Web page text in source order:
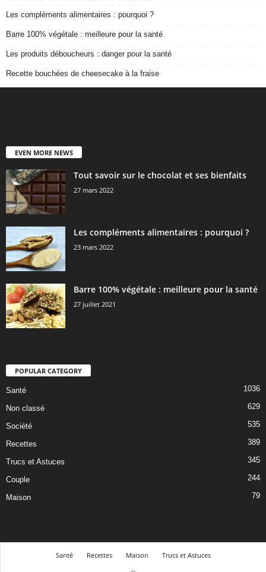
Les compléments alimentaires : pourquoi ?
Barre 100% végétale : meilleure pour la santé
Les produits déboucheurs : danger pour la santé
Recette bouchées de cheesecake à la fraise
EVEN MORE NEWS
Tout savoir sur le chocolat et ses bienfaits
27 mars 2022
Les compléments alimentaires : pourquoi ?
23 mars 2022
Barre 100% végétale : meilleure pour la santé
27 juillet 2021
POPULAR CATEGORY
Santé 1036
Non classé 629
Société 535
Recettes 389
Trucs et Astuces 345
Couple 244
Maison 79
Santé Recettes Maison
Trucs et Astuces